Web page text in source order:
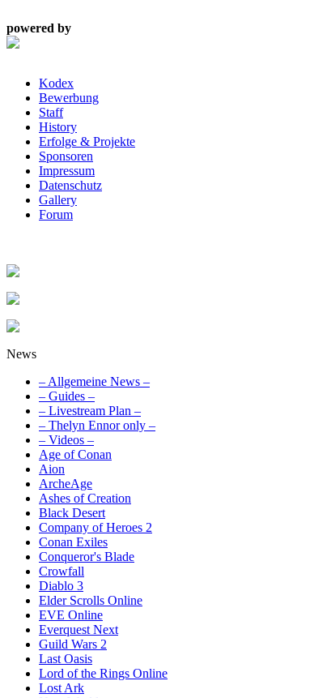
powered by
Kodex
Bewerbung
Staff
History
Erfolge & Projekte
Sponsoren
Impressum
Datenschutz
Gallery
Forum
News
– Allgemeine News –
– Guides –
– Livestream Plan –
– Thelyn Ennor only –
– Videos –
Age of Conan
Aion
ArcheAge
Ashes of Creation
Black Desert
Company of Heroes 2
Conan Exiles
Conqueror's Blade
Crowfall
Diablo 3
Elder Scrolls Online
EVE Online
Everquest Next
Guild Wars 2
Last Oasis
Lord of the Rings Online
Lost Ark